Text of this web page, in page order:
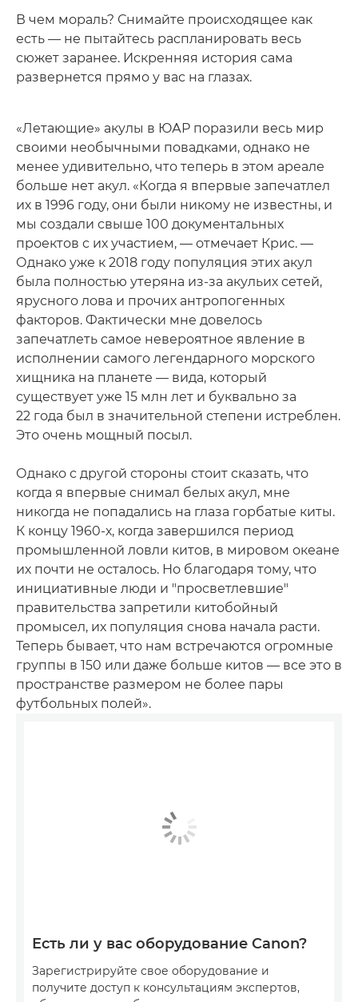
В чем мораль? Снимайте происходящее как
есть — не пытайтесь распланировать весь
сюжет заранее. Искренняя история сама
развернется прямо у вас на глазах.
«Летающие» акулы в ЮАР поразили весь мир
своими необычными повадками, однако не
менее удивительно, что теперь в этом ареале
больше нет акул. «Когда я впервые запечатлел
их в 1996 году, они были никому не известны, и
мы создали свыше 100 документальных
проектов с их участием, — отмечает Крис. —
Однако уже к 2018 году популяция этих акул
была полностью утеряна из-за акульих сетей,
ярусного лова и прочих антропогенных
факторов. Фактически мне довелось
запечатлеть самое невероятное явление в
исполнении самого легендарного морского
хищника на планете — вида, который
существует уже 15 млн лет и буквально за
22 года был в значительной степени истреблен.
Это очень мощный посыл.
Однако с другой стороны стоит сказать, что
когда я впервые снимал белых акул, мне
никогда не попадались на глаза горбатые киты.
К концу 1960-х, когда завершился период
промышленной ловли китов, в мировом океане
их почти не осталось. Но благодаря тому, что
инициативные люди и "просветлевшие"
правительства запретили китобойный
промысел, их популяция снова начала расти.
Теперь бывает, что нам встречаются огромные
группы в 150 или даже больше китов — все это в
пространстве размером не более пары
футбольных полей».
Есть ли у вас оборудование Canon?
Зарегистрируйте свое оборудование и
получите доступ к консультациям экспертов,